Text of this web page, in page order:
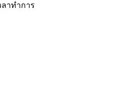
ลาทำการ